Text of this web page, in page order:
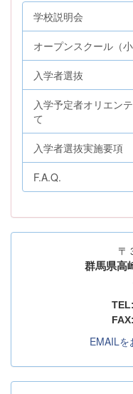
学校説明会
オープンスクール（
入学者選抜
入学予定者オリエン
て
入学者選抜実施要項
F.A.Q.
〒
群馬県高
TEL:
FAX:
EMAILを